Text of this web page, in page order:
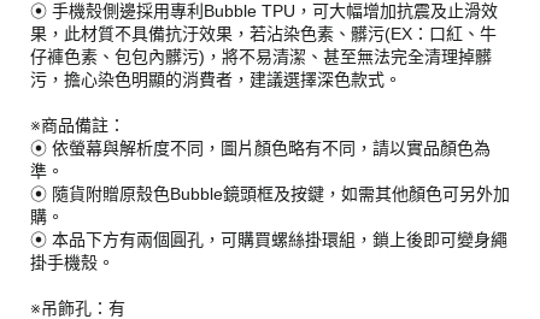
⦿ 手機殼側邊採用專利Bubble TPU，可大幅增加抗震及止滑效
果，此材質不具備抗汙效果，若沾染色素、髒污(EX：口紅、牛
仔褲色素、包包內髒污)，將不易清潔、甚至無法完全清理掉髒
污，擔心染色明顯的消費者，建議選擇深色款式。
※商品備註：
⦿ 依螢幕與解析度不同，圖片顏色略有不同，請以實品顏色為
準。
⦿ 隨貨附贈原殼色Bubble鏡頭框及按鍵，如需其他顏色可另外加
購。
⦿ 本品下方有兩個圓孔，可購買螺絲掛環組，鎖上後即可變身繩
掛手機殼。
※吊飾孔：有